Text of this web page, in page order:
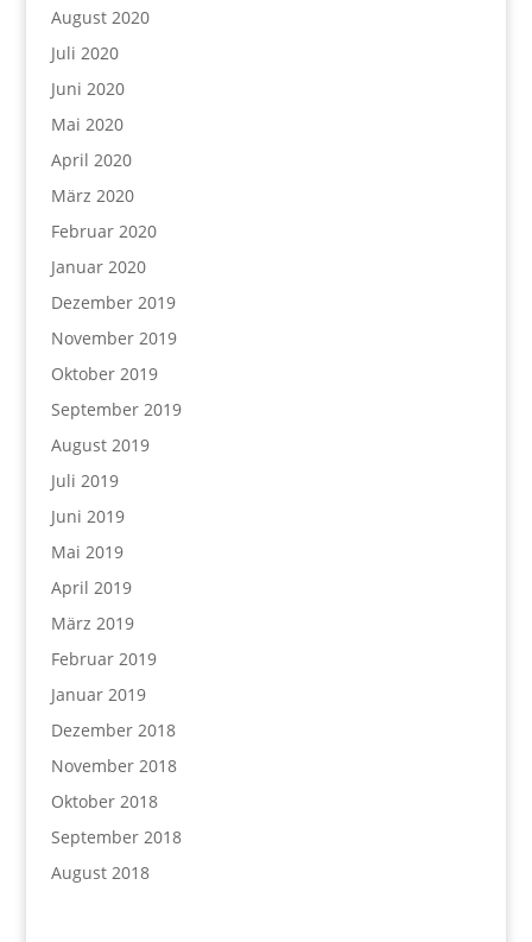
August 2020
Juli 2020
Juni 2020
Mai 2020
April 2020
März 2020
Februar 2020
Januar 2020
Dezember 2019
November 2019
Oktober 2019
September 2019
August 2019
Juli 2019
Juni 2019
Mai 2019
April 2019
März 2019
Februar 2019
Januar 2019
Dezember 2018
November 2018
Oktober 2018
September 2018
August 2018